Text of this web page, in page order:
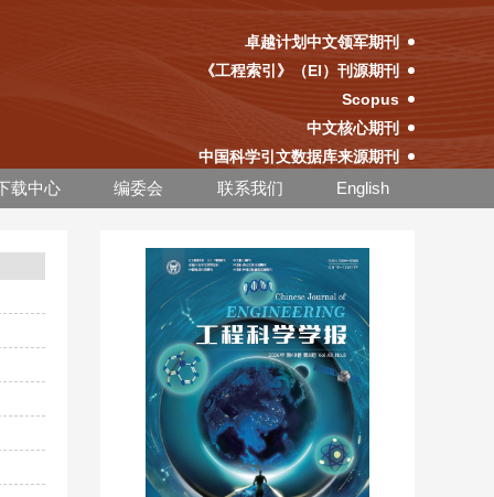
卓越计划中文领军期刊
《工程索引》（EI）刊源期刊
Scopus
中文核心期刊
中国科学引文数据库来源期刊
载中心 编委会 联系我们 English